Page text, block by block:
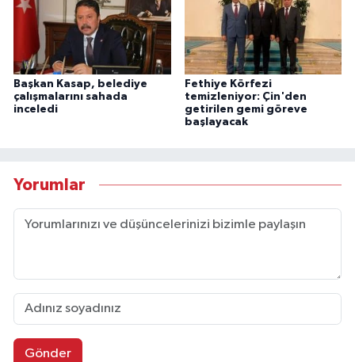
Başkan Kasap, belediye
çalışmalarını sahada
inceledi
Fethiye Körfezi
temizleniyor: Çin'den
getirilen gemi göreve
başlayacak
Yorumlar
Gönder